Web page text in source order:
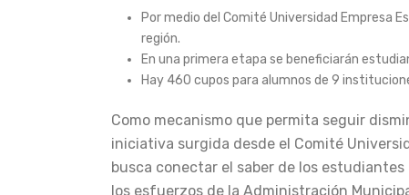
Por medio del Comité Universidad Empresa
región.
En una primera etapa se beneficiarán
Hay 460 cupos para alumnos de 9
Como mecanismo que permita seguir
iniciativa surgida desde el Comité
busca conectar el saber de los
los esfuerzos de la Administración